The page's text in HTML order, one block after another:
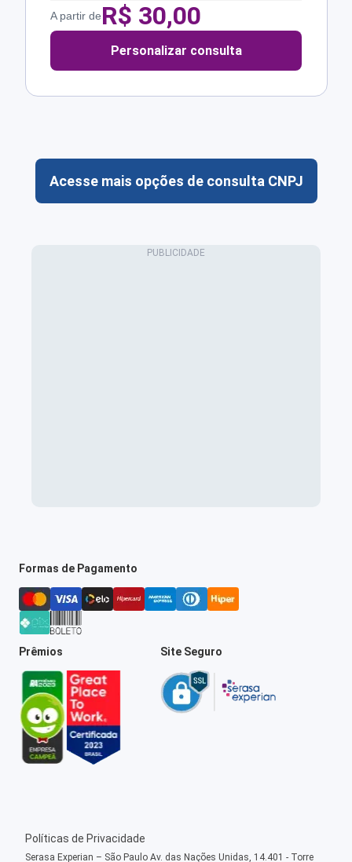
A partir deR$ 30,00
Personalizar consulta
Acesse mais opções de consulta CNPJ
Formas de Pagamento
Prêmios Site Seguro
Políticas de Privacidade
Serasa Experian – São Paulo Av. das Nações Unidas, 14.401 - Torre